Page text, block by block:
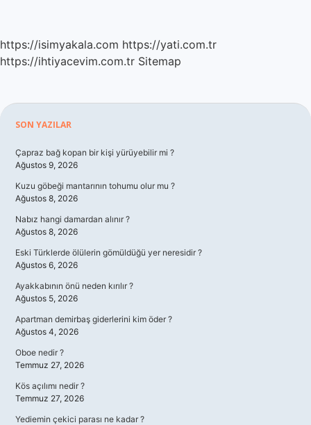
https://isimyakala.com https://yati.com.tr
https://ihtiyacevim.com.tr Sitemap
Sidebar
SON YAZILAR
Çapraz bağ kopan bir kişi yürüyebilir mi ?
Ağustos 9, 2026
Kuzu göbeği mantarının tohumu olur mu ?
Ağustos 8, 2026
Nabız hangi damardan alınır ?
Ağustos 8, 2026
Eski Türklerde ölülerin gömüldüğü yer neresidir ?
Ağustos 6, 2026
Ayakkabının önü neden kırılır ?
Ağustos 5, 2026
Apartman demirbaş giderlerini kim öder ?
Ağustos 4, 2026
Oboe nedir ?
Temmuz 27, 2026
Kös açılımı nedir ?
Temmuz 27, 2026
Yediemin çekici parası ne kadar ?